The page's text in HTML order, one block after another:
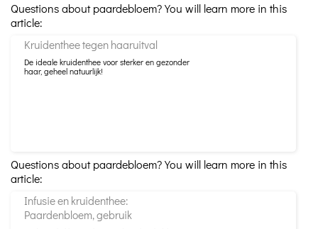
Questions about paardebloem? You will learn more in this
article:
Kruidenthee tegen haaruitval
De ideale kruidenthee voor sterker en gezonder
haar, geheel natuurlijk!
Questions about paardebloem? You will learn more in this
article:
Infusie en kruidenthee:
Paardenbloem, gebruik